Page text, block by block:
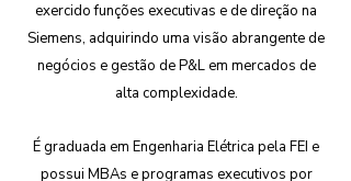
exercido funções executivas e de direção na
Siemens, adquirindo uma visão abrangente de
negócios e gestão de P&L em mercados de
alta complexidade.
É graduada em Engenharia Elétrica pela FEI e
possui MBAs e programas executivos por